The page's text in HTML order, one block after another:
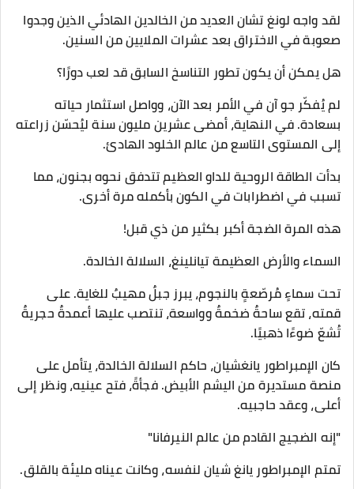
لقد واجه لونغ تشان العديد من الخالدين الهادئي الذين وجدوا
صعوبة في الاختراق بعد عشرات الملايين من السنين.
هل يمكن أن يكون تطور التناسخ السابق قد لعب دورًا؟
لم يُفكّر جو آن في الأمر بعد الآن، وواصل استثمار حياته
بسعادة. في النهاية، أمضى عشرين مليون سنة ليُحسّن زراعته
إلى المستوى التاسع من عالم الخلود الهادئ.
بدأت الطاقة الروحية للداو العظيم تتدفق نحوه بجنون، مما
تسبب في اضطرابات في الكون بأكمله مرة أخرى.
هذه المرة الضجة أكبر بكثير من ذي قبل!
السماء والأرض العظيمة تيانلينغ، السلالة الخالدة.
تحت سماءٍ مُرصّعةٍ بالنجوم، يبرز جبلٌ مهيبٌ للغاية. على
قمته، تقع ساحةٌ ضخمةٌ وواسعة، تنتصب عليها أعمدةٌ حجريةٌ
تُشعّ ضوءًا ذهبيًا.
كان الإمبراطور يانغشيان، حاكم السلالة الخالدة، يتأمل على
منصة مستديرة من اليشم الأبيض. فجأةً، فتح عينيه، ونظر إلى
أعلى، وعقد حاجبيه.
"إنه الضجيج القادم من عالم النيرفانا"
تمتم الإمبراطور يانغ شيان لنفسه، وكانت عيناه مليئة بالقلق.